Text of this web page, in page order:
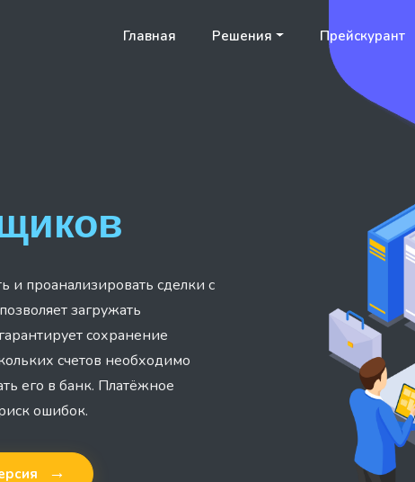
Главная Решения Прейскурант
и проанализировать сделки с
загружать
сохранение
счетов необходимо
его в банк. Платёжное
ошибок.
→